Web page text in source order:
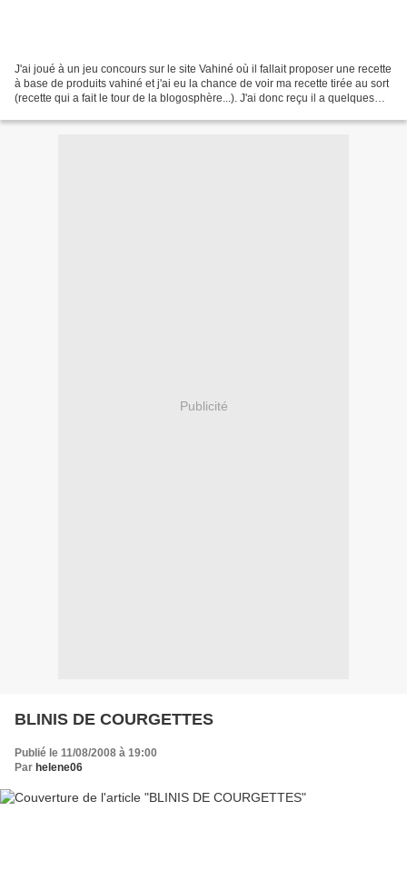
J'ai joué à un jeu concours sur le site Vahiné où il fallait proposer une recette
à base de produits vahiné et j'ai eu la chance de voir ma recette tirée au sort
(recette qui a fait le tour de la blogosphère...). J'ai donc reçu il a quelques
Publicité
BLINIS DE COURGETTES
Publié le 11/08/2008 à 19:00
Par helene06